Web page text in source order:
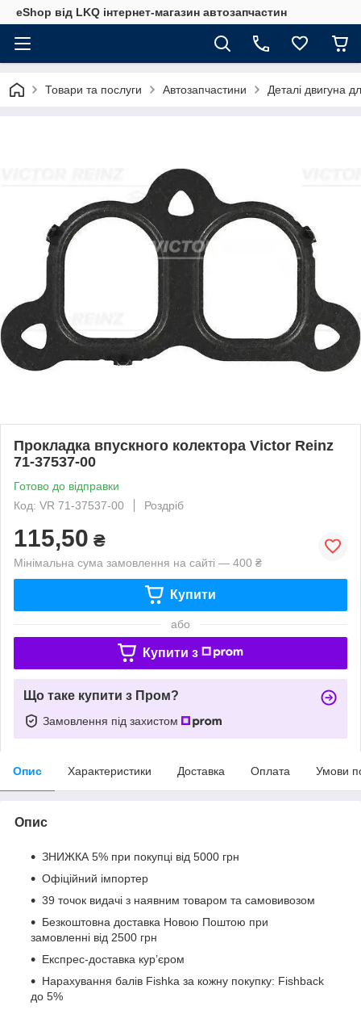
eShop від LKQ інтернет-магазин автозапчастин
Товари та послуги Автозапчастини Деталі двигуна
Прокладка впускного колектора Victor Reinz
71-37537-00
Готово до відправки
Код: VR 71-37537-00
Роздріб
115,50 ₴
Мінімальна сума замовлення на сайті — 400 ₴
Купити
або
Купити з
Що таке купити з Пром?
Замовлення під захистом
Опис Характеристики Доставка Оплата Умови
Опис
ЗНИЖКА 5% при покупці від 5000 грн
Офіційний імпортер
39 точок видачі з наявним товаром та самовивозом
Безкоштовна доставка Новою Поштою при
замовленні від 2500 грн
Експрес-доставка кур’єром
Нарахування балів Fishka за кожну покупку: Fishback
до 5%